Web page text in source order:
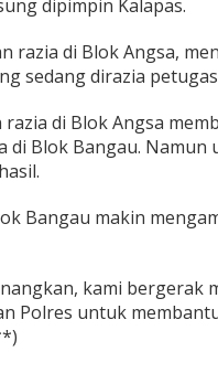
dipimpin Kalapas.
razia di Blok Angsa,
sedang dirazia
di Blok Angsa
di Blok Bangau. Namun
Bangau makin
kami bergerak
Polres untuk